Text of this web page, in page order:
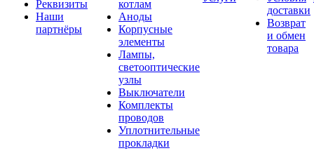
Реквизиты
Наши
партнёры
котлам
Аноды
Корпусные
элементы
Лампы,
светооптические
узлы
Выключатели
Комплекты
проводов
Уплотнительные
прокладки
доставки
Возврат
и обмен
товара